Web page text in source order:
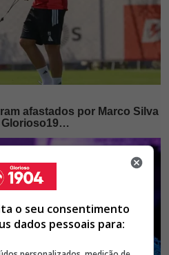
o seu consentimento
dados pessoais para: